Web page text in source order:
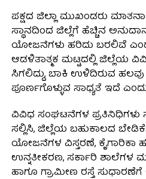
ಪಕ್ಷದ ಜಿಲ್ಲಾ ಮುಖಂಡರು
ಸ್ಥಾನದಿಂದ ಜಿಲ್ಲೆಗೆ ಹೆಚ್ಚಿನ
ಯೋಜನೆಗಳು ಹರಿದು ಬರಲಿವೆ
ಆಡಳಿತಾತ್ಮಕ ಮಟ್ಟದಲ್ಲಿ ಜಿಲ್ಲೆಯ
ಸಿಗಲಿದ್ದು, ಬಾಕಿ ಉಳಿದಿರುವ
ಪೂರ್ಣಗೊಳ್ಳುವ ಸಾಧ್ಯತೆ ಇದೆ
ವಿವಿಧ ಸಂಘಟನೆಗಳ
ಸಲ್ಲಿಸಿ, ಜಿಲ್ಲೆಯ ಬಹುಕಾಲದ
ಯೋಜನೆಗಳ ವಿಸ್ತರಣೆ, ಕೈಗಾರಿಕಾ
ಉನ್ನತೀಕರಣ, ಸರ್ಕಾರಿ
ಹಾಗೂ ಗ್ರಾಮೀಣ ರಸ್ತೆ